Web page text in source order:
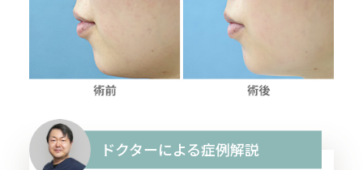
ドクターによる症例解説